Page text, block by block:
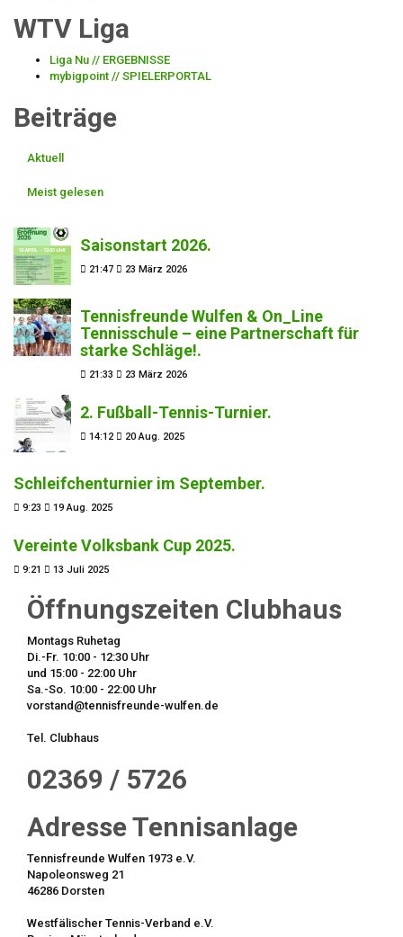
WTV Liga
Liga Nu // ERGEBNISSE
mybigpoint // SPIELERPORTAL
Beiträge
Aktuell
Meist gelesen
Saisonstart 2026.
21:47 23 März 2026
Tennisfreunde Wulfen & On_Line
Tennisschule – eine Partnerschaft für
starke Schläge!.
21:33 23 März 2026
2. Fußball-Tennis-Turnier.
14:12 20 Aug. 2025
Schleifchenturnier im September.
9:23 19 Aug. 2025
Vereinte Volksbank Cup 2025.
9:21 13 Juli 2025
Öffnungszeiten Clubhaus
Montags Ruhetag
Di.-Fr. 10:00 - 12:30 Uhr
und 15:00 - 22:00 Uhr
Sa.-So. 10:00 - 22:00 Uhr
vorstand@tennisfreunde-wulfen.de
Tel. Clubhaus
02369 / 5726
Adresse Tennisanlage
Tennisfreunde Wulfen 1973 e.V.
Napoleonsweg 21
46286 Dorsten
Westfälischer Tennis-Verband e.V.